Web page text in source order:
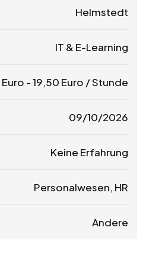
Helmstedt
IT & E-Learning
Euro -19,50 Euro / Stunde
09/10/2026
Keine Erfahrung
Personalwesen, HR
Andere